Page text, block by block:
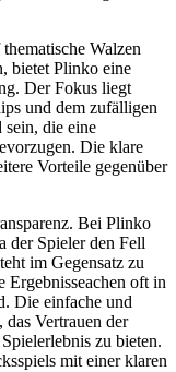
Walzen
bietet Plinko eine
Der Fokus liegt
und dem zufälligen
sein, die eine
Die klare
Vorteile gegenüber
Bei Plinko
der Spieler den Fell
im Gegensatz zu
Ergebnisseachen oft in
Die einfache und
Vertrauen der
zu bieten.
mit einer klaren